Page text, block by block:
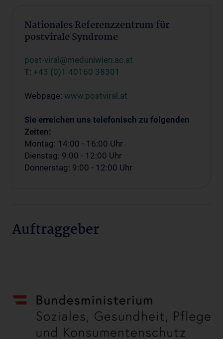
Nationales Referenzzentrum für
postvirale Syndrome
post-viral@meduniwien.ac.at
T: +43 (0)1 40160 38301
Webpage: www.postviral.at
Sie erreichen uns telefonisch zu folgenden
Zeiten:
Montag: 14:00 - 16:00 Uhr
Dienstag: 9:00 - 12:00 Uhr
Donnerstag: 9:00 - 12:00 Uhr
Auftraggeber